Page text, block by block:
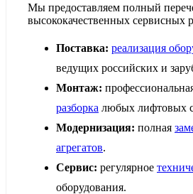
Мы предоставляем полный
высококачественных сервисных
Поставка: реализация
ведущих российских и
Монтаж:
разборка любых лифтовых
Модернизация: полная
агрегатов.
Сервис: регулярное
оборудования.